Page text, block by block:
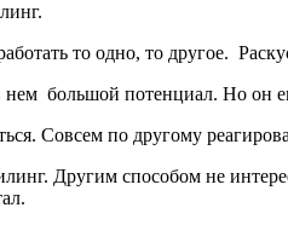
то одно, то другое.
нем большой потенциал. Но он
Совсем по другому
Другим способом не